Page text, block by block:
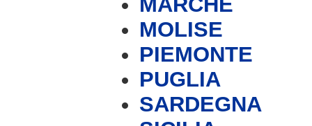
MOLISE
PIEMONTE
PUGLIA
SARDEGNA